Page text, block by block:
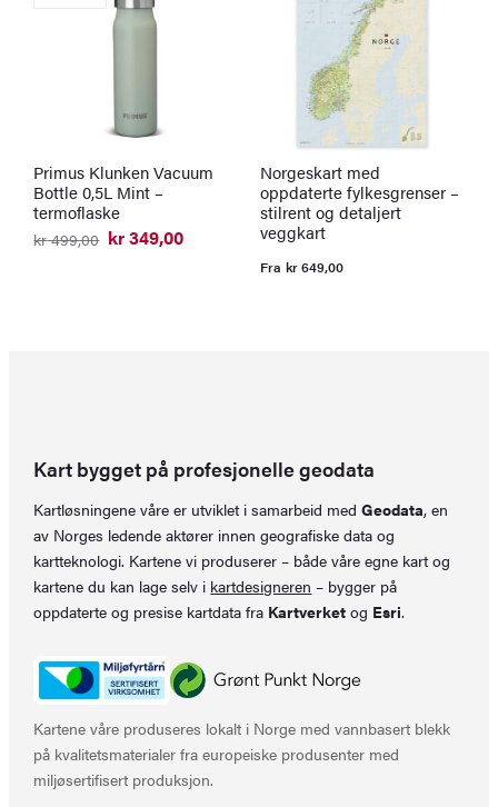
Primus Klunken Vacuum
Bottle 0,5L Mint –
termoflaske
kr499,00
Opprinnelig
kr349,00
Nåværende
Norgeskart med
oppdaterte fylkesgrenser –
stilrent og detaljert
veggkart
Fra kr649,00
Kart bygget på profesjonelle geodata
Kartløsningene våre er utviklet i samarbeid medGeodata, en
av Norges ledende aktører innen geografiske data og
kartteknologi. Kartene vi produserer – både våre egne kart og
kartene du kan lage selv i kartdesigneren – bygger på
oppdaterte og presise kartdata fra Kartverket og Esri.
Kartene våre produseres lokalt i Norge med vannbasert blekk
på kvalitetsmaterialer fra europeiske produsenter med
miljøsertifisert produksjon.